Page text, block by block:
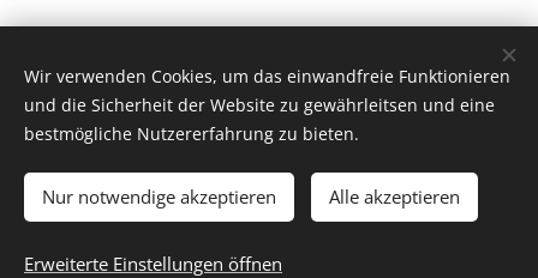
Wir verwenden Cookies, um das einwandfreie Funktionieren
und die Sicherheit der Website zu gewährleitsen und eine
bestmögliche Nutzererfahrung zu bieten.
Nur notwendige akzeptieren Alle akzeptieren
Erweiterte Einstellungen öffnen